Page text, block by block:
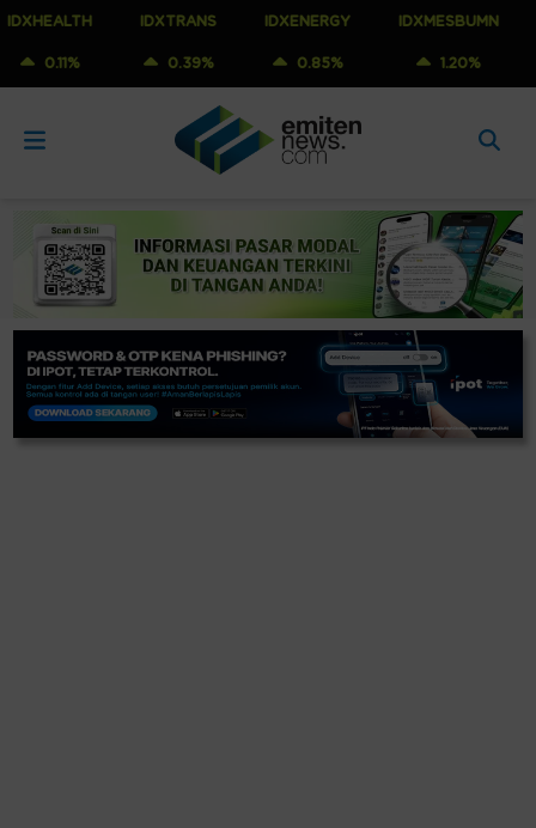
IDXTRANS
0.39%
IDXENERGY
0.85%
IDXMESBUMN
1.20%